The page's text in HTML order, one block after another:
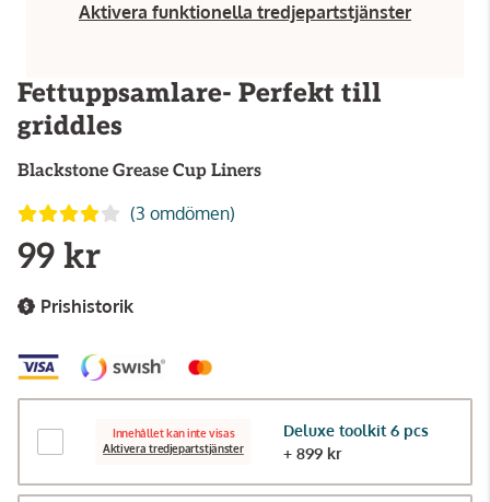
Aktivera funktionella tredjepartstjänster
Fettuppsamlare- Perfekt till
griddles
Blackstone Grease Cup Liners
(3 omdömen)
99 kr
Prishistorik
Innehållet kan inte visas
Aktivera tredjepartstjänster
Deluxe toolkit 6 pcs
+ 899 kr